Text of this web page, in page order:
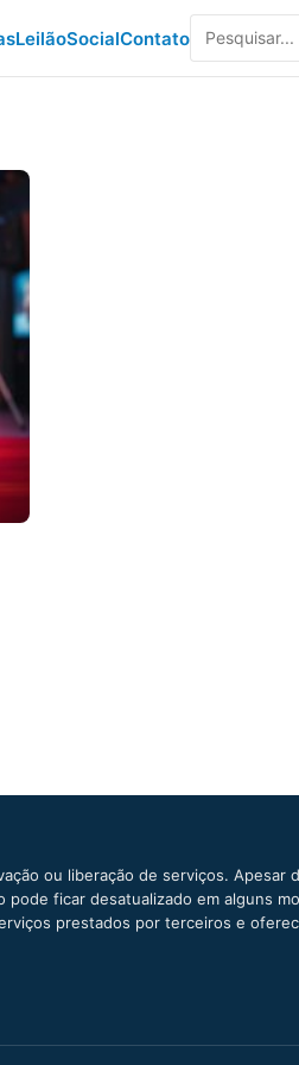
LeilãoSocialContato
ou liberação de serviços. Apesar
ficar desatualizado em alguns
prestados por terceiros e